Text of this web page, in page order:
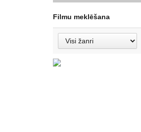
Filmu meklēšana